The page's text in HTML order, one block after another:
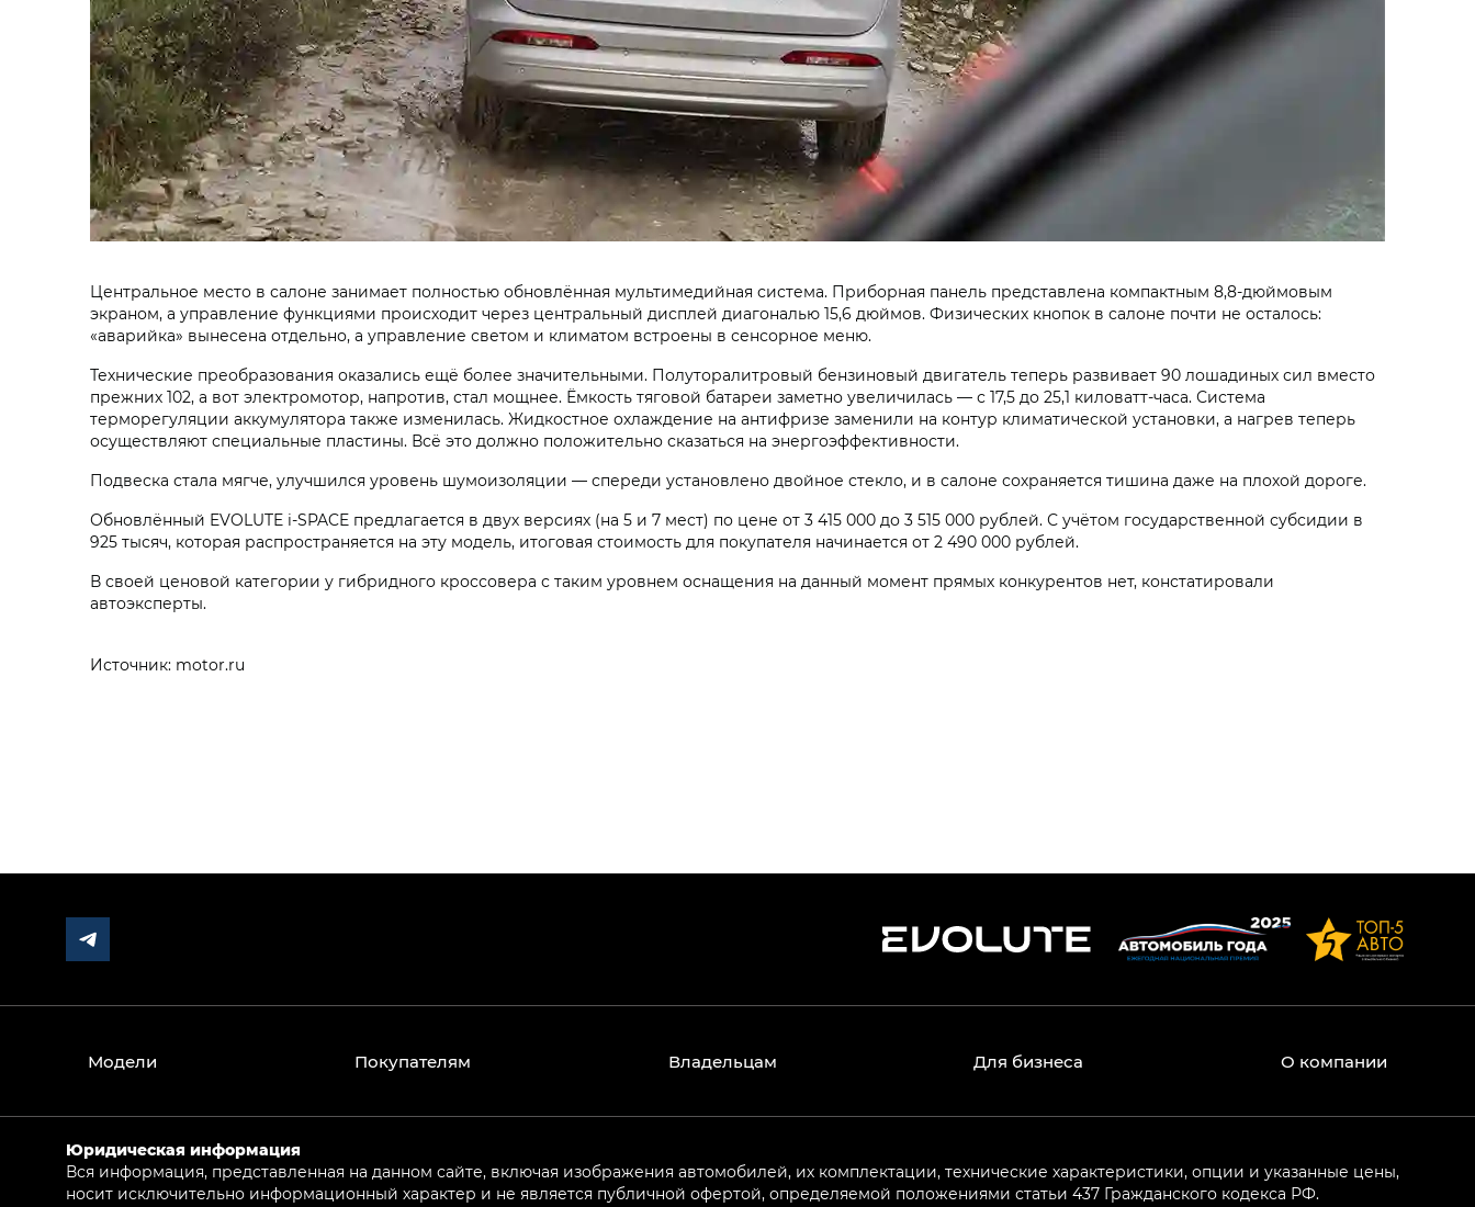
Центральное место в салоне занимает полностью обновлённая мультимедийная система. Приборная панель представлена компактным 8,8-дюймовым
экраном, а управление функциями происходит через центральный дисплей диагональю 15,6 дюймов. Физических кнопок в салоне почти не осталось:
«аварийка» вынесена отдельно, а управление светом и климатом встроены в сенсорное меню.
Технические преобразования оказались ещё более значительными. Полуторалитровый бензиновый двигатель теперь развивает 90 лошадиных сил вместо
прежних 102, а вот электромотор, напротив, стал мощнее. Ёмкость тяговой батареи заметно увеличилась — с 17,5 до 25,1 киловатт-часа. Система
терморегуляции аккумулятора также изменилась. Жидкостное охлаждение на антифризе заменили на контур климатической установки, а нагрев теперь
осуществляют специальные пластины. Всё это должно положительно сказаться на энергоэффективности.
Подвеска стала мягче, улучшился уровень шумоизоляции — спереди установлено двойное стекло, и в салоне сохраняется тишина даже на плохой дороге.
Обновлённый EVOLUTE i‑SPACE предлагается в двух версиях (на 5 и 7 мест) по цене от 3 415 000 до 3 515 000 рублей. С учётом государственной субсидии в
925 тысяч, которая распространяется на эту модель, итоговая стоимость для покупателя начинается от 2 490 000 рублей.
В своей ценовой категории у гибридного кроссовера с таким уровнем оснащения на данный момент прямых конкурентов нет, констатировали
автоэксперты.
Источник: motor.ru
Модели Покупателям Владельцам Для бизнеса О компании
Юридическая информация
Вся информация, представленная на данном сайте, включая изображения автомобилей, их комплектации, технические характеристики, опции и указанные цены,
носит исключительно информационный характер и не является публичной офертой, определяемой положениями статьи 437 Гражданского кодекса РФ.